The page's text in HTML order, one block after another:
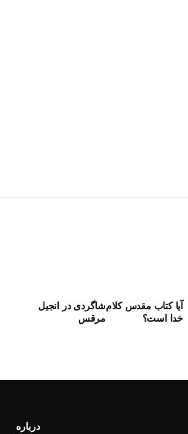
آیا کتاب مقدس کلام
خدا است؟
شاگردی در انجیل
مرقس
درباره